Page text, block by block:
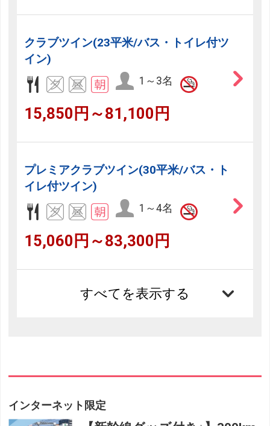
クラブツイン(23平米/バス・トイレ付ツ
イン)
1～3名
15,850円～81,100円
プレミアクラブツイン(30平米/バス・ト
イレ付ツイン)
1～4名
15,060円～83,300円
すべてを表示する
インターネット限定